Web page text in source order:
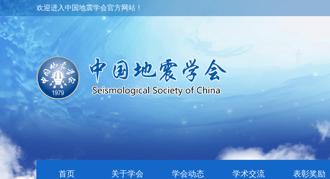
欢迎进入中国地震学会官方网站！
首页 关于学会 学会动态 学术交流 表彰奖励